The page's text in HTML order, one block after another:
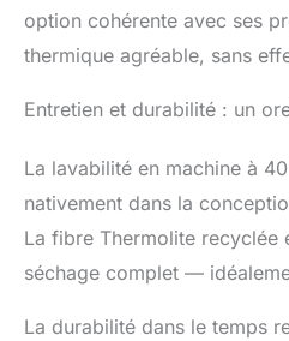
option cohérente avec ses
thermique agréable, sans
Entretien et durabilité : un
La lavabilité en machine à
nativement dans la
La fibre Thermolite recyclée
séchage complet —
La durabilité dans le temps